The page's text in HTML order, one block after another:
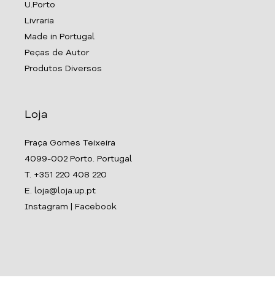
U.Porto
Livraria
Made in Portugal
Peças de Autor
Produtos Diversos
Loja
Praça Gomes Teixeira
4099-002 Porto. Portugal
T. +351 220 408 220
E. loja@loja.up.pt
Instagram
Facebook